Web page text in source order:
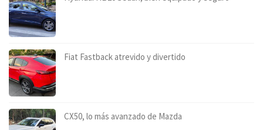
Fiat Fastback atrevido y divertido
CX50, lo más avanzado de Mazda